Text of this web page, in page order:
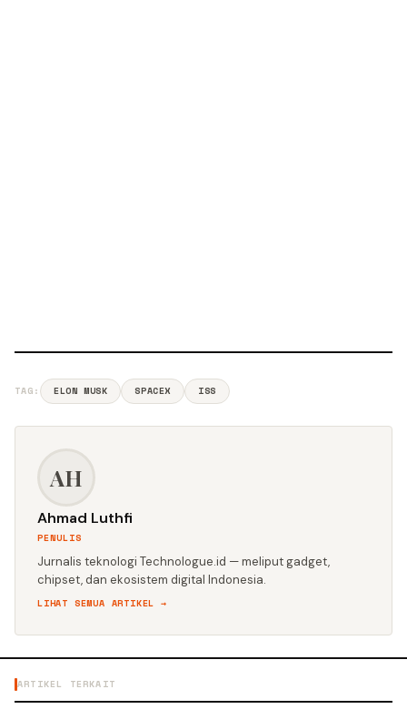
TAG: ELON MUSK SPACEX ISS
AH
Ahmad Luthfi
PENULIS
Jurnalis teknologi Technologue.id — meliput gadget,
chipset, dan ekosistem digital Indonesia.
LIHAT SEMUA ARTIKEL →
ARTIKEL TERKAIT